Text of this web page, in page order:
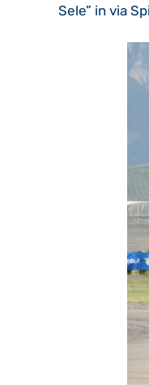
Sele” in via